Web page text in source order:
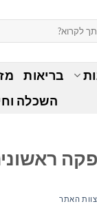
בריאות
השכלה
צוות האתר